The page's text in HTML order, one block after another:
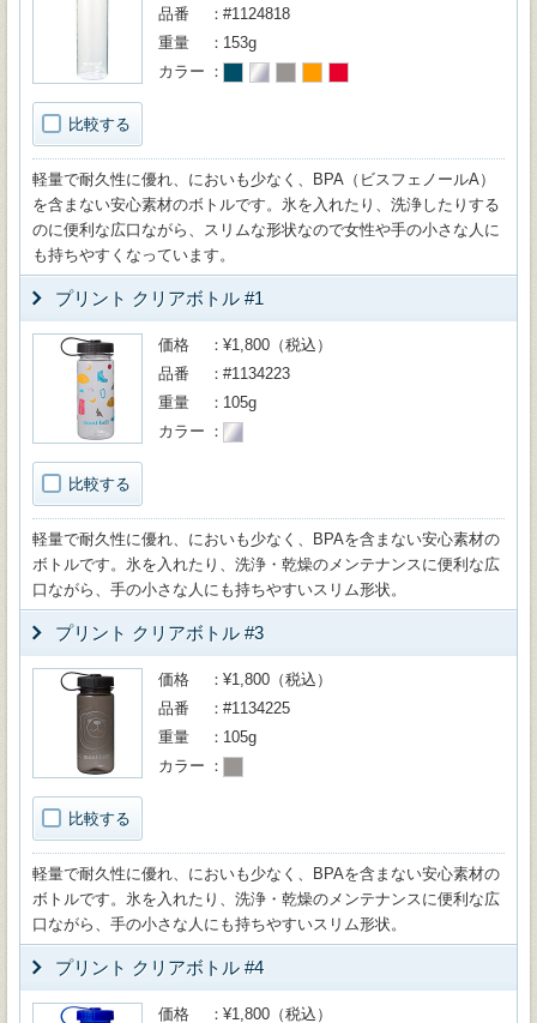
比較する
品番
#1124818
重量
153g
カラー
軽量で耐久性に優れ、においも少なく、BPA（ビスフェノールA）
を含まない安心素材のボトルです。氷を入れたり、洗浄したりする
のに便利な広口ながら、スリムな形状なので女性や手の小さな人に
も持ちやすくなっています。
プリント クリアボトル #1
比較する
価格
¥1,800（税込）
品番
#1134223
重量
105g
カラー
軽量で耐久性に優れ、においも少なく、BPAを含まない安心素材の
ボトルです。氷を入れたり、洗浄・乾燥のメンテナンスに便利な広
口ながら、手の小さな人にも持ちやすいスリム形状。
プリント クリアボトル #3
比較する
価格
¥1,800（税込）
品番
#1134225
重量
105g
カラー
軽量で耐久性に優れ、においも少なく、BPAを含まない安心素材の
ボトルです。氷を入れたり、洗浄・乾燥のメンテナンスに便利な広
口ながら、手の小さな人にも持ちやすいスリム形状。
プリント クリアボトル #4
価格
¥1,800（税込）